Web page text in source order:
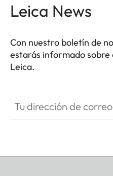
Leica News
Con nuestro boletín de
estarás informado sobre
Leica.